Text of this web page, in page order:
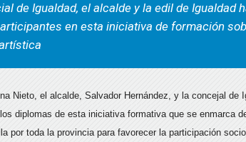
de Igualdad, el alcalde y la edil de Igualdad
en esta iniciativa de formación
Nieto, el alcalde, Salvador Hernández, y la concejal de
diplomas de esta iniciativa formativa que se enmarca
por toda la provincia para favorecer la participación